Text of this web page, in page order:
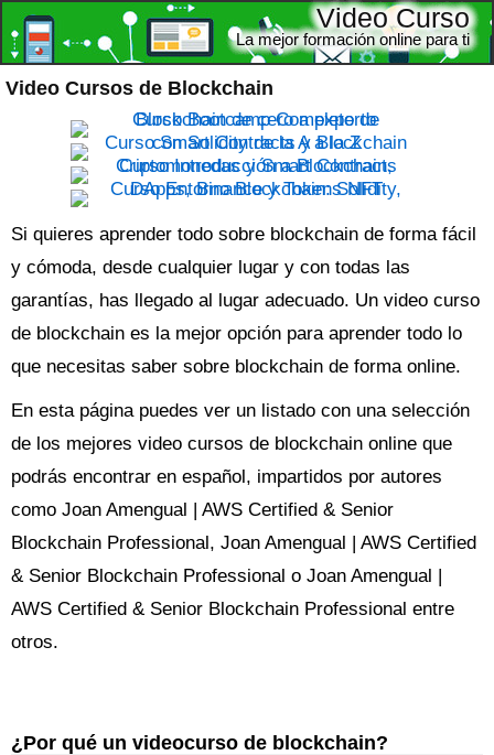
Video Cursos de Blockchain
Video Curso
La mejor formación online para ti
Si quieres aprender todo sobre blockchain de forma fácil
y cómoda, desde cualquier lugar y con todas las
garantías, has llegado al lugar adecuado. Un video curso
de blockchain es la mejor opción para aprender todo lo
que necesitas saber sobre blockchain de forma online.
En esta página puedes ver un listado con una selección
de los mejores video cursos de blockchain online que
podrás encontrar en español, impartidos por autores
como Joan Amengual | AWS Certified & Senior
Blockchain Professional, Joan Amengual | AWS Certified
& Senior Blockchain Professional o Joan Amengual |
AWS Certified & Senior Blockchain Professional entre
otros.
¿Por qué un videocurso de blockchain?